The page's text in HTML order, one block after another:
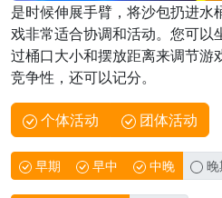
是时候伸展手臂，将沙包扔进水
戏非常适合协调和活动。您可以
过桶口大小和摆放距离来调节游
竞争性，还可以记分。
个体活动 团体活动
早期 早中 中晚 晚